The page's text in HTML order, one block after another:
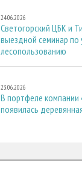
24.06.2026
Светогорский ЦБК и
выездной семинар по
лесопользованию
23.06.2026
В портфеле компании
появилась